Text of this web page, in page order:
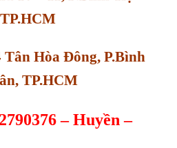
Hòa Đông, P.Bình
TP.HCM
– Huyền –